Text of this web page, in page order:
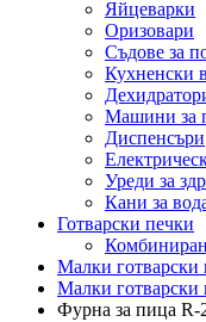
Яйцеварки
Оризовари
Съдове за
Кухненски
Машини за
Диспенсъри
Уреди за
Кани за
Готварски печки
Малки готварски
Малки готварски
Фурна за пица R-